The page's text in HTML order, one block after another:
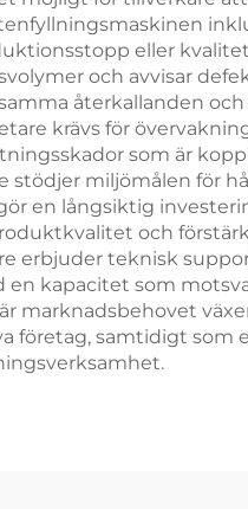
eller
och avvisar
återkallanden
krävs för
som är
miljömålen för
en långsiktig
och
erbjuder teknisk
kapacitet som
företag, samtidigt som